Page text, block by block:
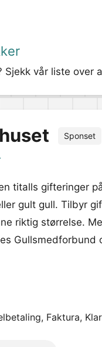
Sjekk vår liste over
Sponset
titalls gifteringer
gult gull. Tilbyr
riktig størrelse.
Faktura,